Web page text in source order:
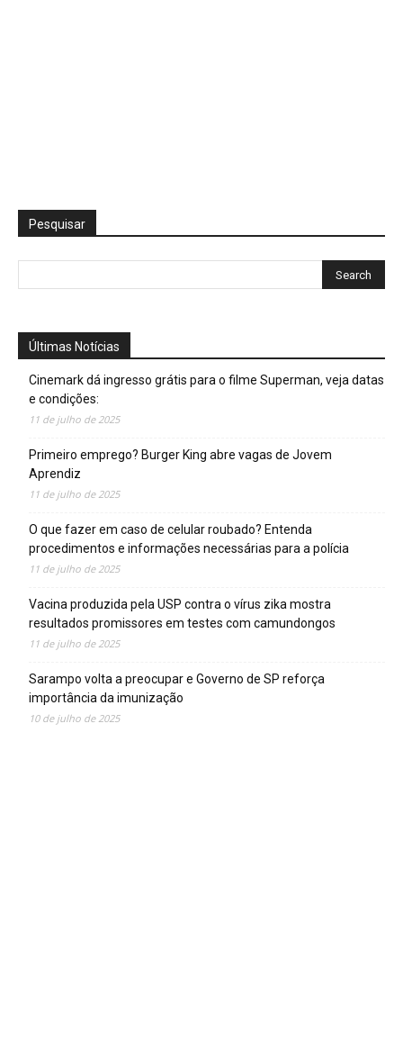
Pesquisar
Últimas Notícias
Cinemark dá ingresso grátis para o filme Superman, veja datas
e condições:
11 de julho de 2025
Primeiro emprego? Burger King abre vagas de Jovem
Aprendiz
11 de julho de 2025
O que fazer em caso de celular roubado? Entenda
procedimentos e informações necessárias para a polícia
11 de julho de 2025
Vacina produzida pela USP contra o vírus zika mostra
resultados promissores em testes com camundongos
11 de julho de 2025
Sarampo volta a preocupar e Governo de SP reforça
importância da imunização
10 de julho de 2025